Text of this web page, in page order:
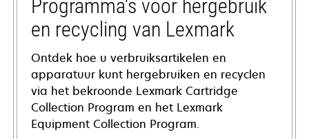
Programma's voor hergebruik
en recycling van Lexmark
Ontdek hoe u verbruiksartikelen en
apparatuur kunt hergebruiken en recyclen
via het bekroonde Lexmark Cartridge
Collection Program en het Lexmark
Equipment Collection Program.